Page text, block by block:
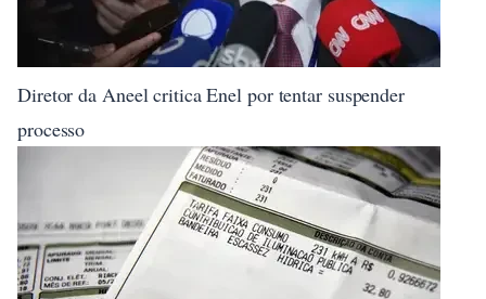
Diretor da Aneel critica Enel por tentar suspender
processo